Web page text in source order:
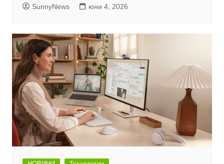
SunnyNews юни 4, 2026